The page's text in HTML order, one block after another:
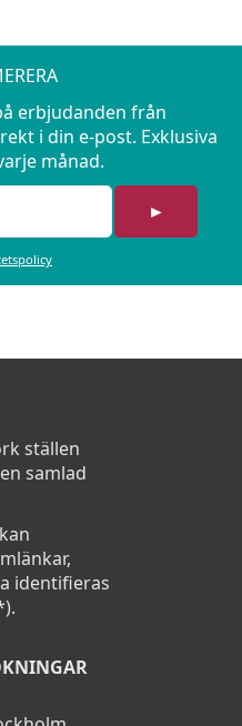
erbjudanden från
i din e-post. Exklusiva
månad.
►
ställen
samlad
identifieras